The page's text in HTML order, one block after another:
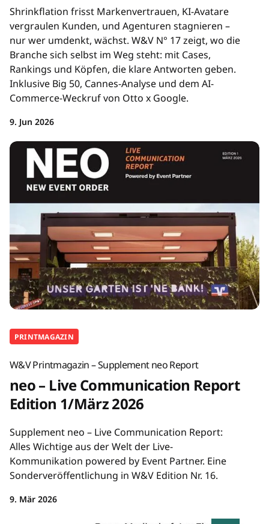
Shrinkflation frisst Markenvertrauen, KI-Avatare
vergraulen Kunden, und Agenturen stagnieren –
nur wer umdenkt, wächst. W&V N° 17 zeigt, wo die
Branche sich selbst im Weg steht: mit Cases,
Rankings und Köpfen, die klare Antworten geben.
Inklusive Big 50, Cannes-Analyse und dem AI-
Commerce-Weckruf von Otto x Google.
9. Jun 2026
PRINTMAGAZIN
W&V Printmagazin – Supplement neo Report
neo – Live Communication Report
Edition 1/März 2026
Supplement neo – Live Communication Report:
Alles Wichtige aus der Welt der Live-
Kommunikation powered by Event Partner. Eine
Sonderveröffentlichung in W&V Edition Nr. 16.
9. Mär 2026